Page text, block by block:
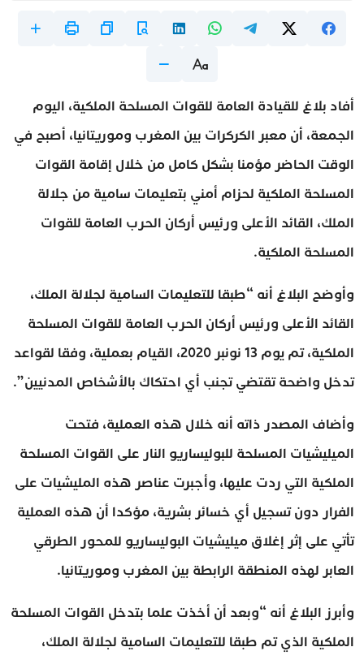
أفاد بلاغ للقيادة العامة للقوات المسلحة الملكية، اليوم
الجمعة، أن معبر الكركرات بين المغرب وموريتانيا، أصبح في
الوقت الحاضر مؤمنا بشكل كامل من خلال إقامة القوات
المسلحة الملكية لحزام أمني بتعليمات سامية من جلالة
الملك، القائد الأعلى ورئيس أركان الحرب العامة للقوات
المسلحة الملكية.
وأوضح البلاغ أنه “طبقا للتعليمات السامية لجلالة الملك،
القائد الأعلى ورئيس أركان الحرب العامة للقوات المسلحة
الملكية، تم يوم 13 نونبر 2020، القيام بعملية، وفقا لقواعد
تدخل واضحة تقتضي تجنب أي احتكاك بالأشخاص المدنيين”.
وأضاف المصدر ذاته أنه خلال هذه العملية، فتحت
الميليشيات المسلحة للبوليساريو النار على القوات المسلحة
الملكية التي ردت عليها، وأجبرت عناصر هذه المليشيات على
الفرار دون تسجيل أي خسائر بشرية، مؤكدا أن هذه العملية
تأتي على إثر إغلاق ميليشيات البوليساريو للمحور الطرقي
العابر لهذه المنطقة الرابطة بين المغرب وموريتانيا.
وأبرز البلاغ أنه “وبعد أن أخذت علما بتدخل القوات المسلحة
الملكية الذي تم طبقا للتعليمات السامية لجلالة الملك،